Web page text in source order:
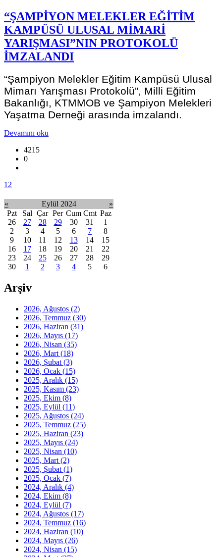
“ŞAMPİYON MELEKLER EĞİTİM
KAMPÜSÜ ULUSAL MİMARİ
YARIŞMASI”NIN PROTOKOLÜ
İMZALANDI
“Şampiyon Melekler Eğitim Kampüsü Ulusal
Mimarı Yarışması Protokolü”, Milli Eğitim
Bakanlığı, KTMMOB ve Şampiyon Melekleri
Yaşatma Derneği arasında imzalandı.
Devamını oku
4215
0
1 2
« Eylül 2024
»
Pzt
Sal Çar Per Cum Cmt Paz
26
27 28 29 30 31
1
2
3 4 5 6 7
8
9
10 11 12 13 14
15
16
17 18 19 20 21
22
23
24 25 26 27 28
29
30
1 2 3 4 5 6
Arşiv
2026, Ağustos (2)
2026, Temmuz (30)
2026, Haziran (31)
2026, Mayıs (17)
2026, Nisan (35)
2026, Mart (18)
2026, Şubat (3)
2026, Ocak (15)
2025, Aralık (15)
2025, Kasım (23)
2025, Ekim (8)
2025, Eylül (11)
2025, Ağustos (24)
2025, Temmuz (25)
2025, Haziran (23)
2025, Mayıs (24)
2025, Nisan (10)
2025, Mart (2)
2025, Şubat (1)
2025, Ocak (7)
2024, Aralık (4)
2024, Ekim (8)
2024, Eylül (7)
2024, Ağustos (17)
2024, Temmuz (16)
2024, Haziran (10)
2024, Mayıs (26)
2024, Nisan (15)